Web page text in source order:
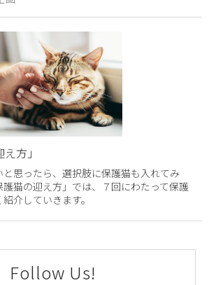
方」
思ったら、選択肢に保護猫も入れてみ
護猫の迎え方」では、７回にわたって保護
介していきます。
Follow Us!